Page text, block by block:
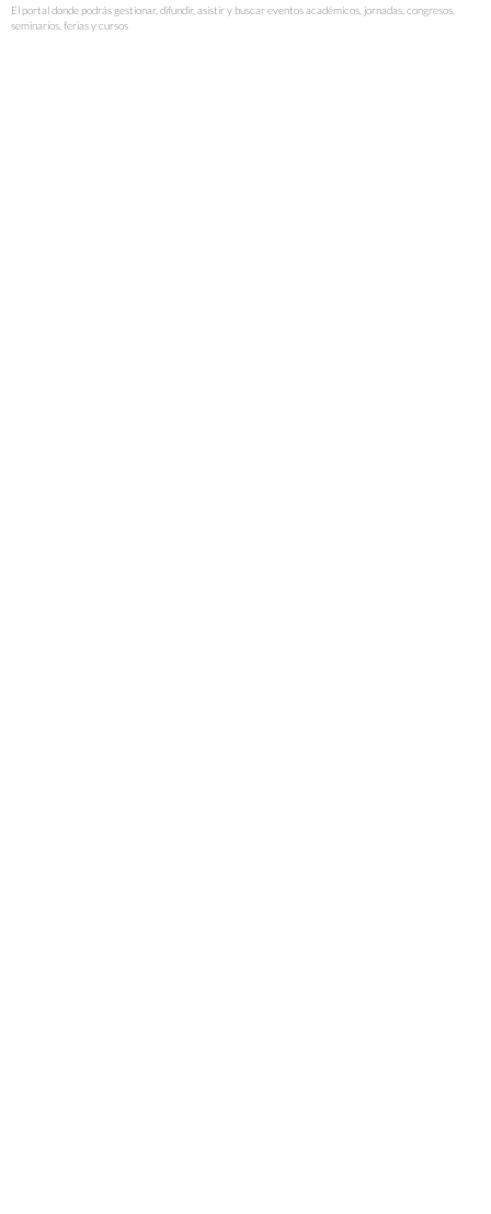
El portal donde podrás gestionar, difundir, asistir y buscar eventos académicos, jornadas, congresos,
seminarios, ferias y cursos